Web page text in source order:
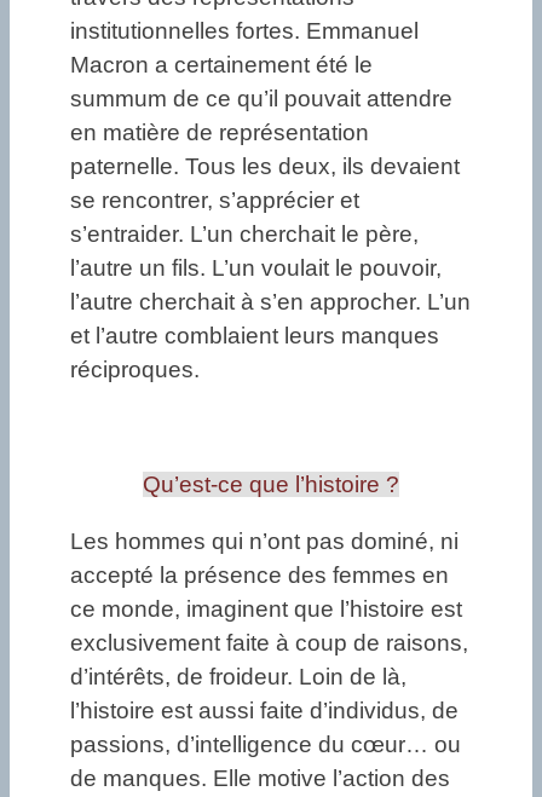
institutionnelles fortes. Emmanuel
Macron a certainement été le
summum de ce qu’il pouvait attendre
en matière de représentation
paternelle. Tous les deux, ils devaient
se rencontrer, s’apprécier et
s’entraider. L’un cherchait le père,
l’autre un fils. L’un voulait le pouvoir,
l’autre cherchait à s’en approcher. L’un
et l’autre comblaient leurs manques
réciproques.
Qu’est-ce que l’histoire ?
Les hommes qui n’ont pas dominé, ni
accepté la présence des femmes en
ce monde, imaginent que l’histoire est
exclusivement faite à coup de raisons,
d’intérêts, de froideur. Loin de là,
l’histoire est aussi faite d’individus, de
passions, d’intelligence du cœur… ou
de manques. Elle motive l’action des